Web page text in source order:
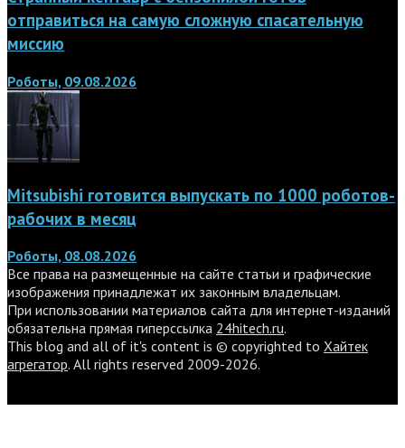
отправиться на самую сложную спасательную
миссию
Роботы, 09.08.2026
Mitsubishi готовится выпускать по 1000 роботов-
рабочих в месяц
Роботы, 08.08.2026
Все права на размещенные на сайте статьи и графические
изображения принадлежат их законным владельцам.
При использовании материалов сайта для интернет-изданий
обязательна прямая гиперссылка 24hitech.ru.
This blog and all of it's content is © copyrighted to Хайтек
агрегатор. All rights reserved 2009-2026.